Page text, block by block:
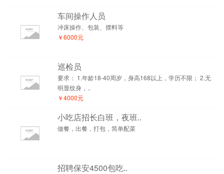
车间操作人员
冲床操作、包装、摆料等
￥6000元
巡检员
要求： 1.年龄18-40周岁，身高168以上，学历不限； 2.无
明显纹身，..
￥4000元
小吃店招长白班，夜班..
做餐，出餐，打包，简单配菜
招聘保安4500包吃..